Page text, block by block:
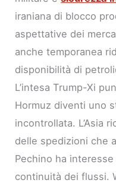
iraniana di blocco
aspettative dei
anche temporanea
disponibilità di
L’intesa Trump-Xi
Hormuz diventi uno
incontrollata. L’Asia
delle spedizioni che
Pechino ha
continuità dei flussi.